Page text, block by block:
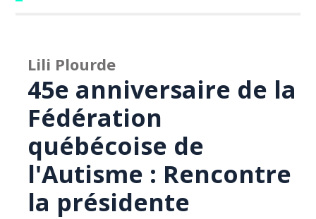
Lili Plourde
45e anniversaire de la
Fédération
québécoise de
l'Autisme : Rencontre
la présidente